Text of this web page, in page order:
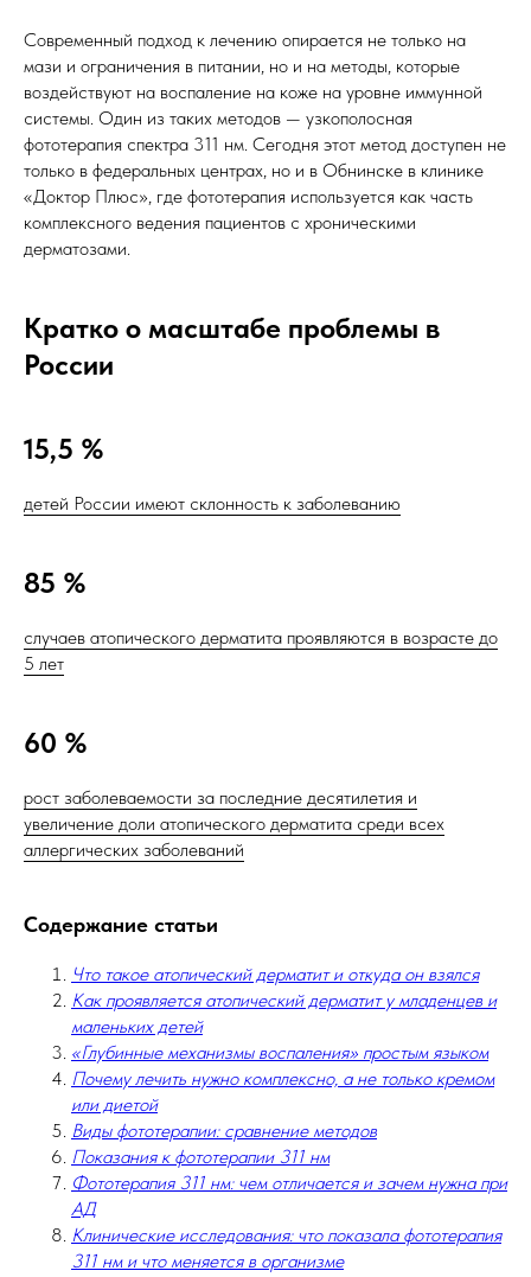
Современный подход к лечению опирается не только на
мази и ограничения в питании, но и на методы, которые
воздействуют на воспаление на коже на уровне иммунной
системы. Один из таких методов — узкополосная
фототерапия спектра 311 нм. Сегодня этот метод доступен не
только в федеральных центрах, но и в Обнинске в клинике
«Доктор Плюс», где фототерапия используется как часть
комплексного ведения пациентов с хроническими
дерматозами.
Кратко о масштабе проблемы в
России
15,5 %
детей России имеют склонность к заболеванию
85 %
случаев атопического дерматита проявляются в возрасте до
5 лет
60 %
рост заболеваемости за последние десятилетия и
увеличение доли атопического дерматита среди всех
аллергических заболеваний
Содержание статьи
Что такое атопический дерматит и откуда он взялся
Как проявляется атопический дерматит у младенцев и
маленьких детей
«Глубинные механизмы воспаления» простым языком
Почему лечить нужно комплексно, а не только кремом
или диетой
Виды фототерапии: сравнение методов
Показания к фототерапии 311 нм
Фототерапия 311 нм: чем отличается и зачем нужна при
АД
Клинические исследования: что показала фототерапия
311 нм и что меняется в организме